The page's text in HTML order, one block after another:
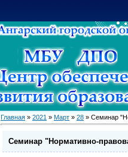
Главная » 2021 » Март » 28 » Семинар
Семинар "Нормативно-